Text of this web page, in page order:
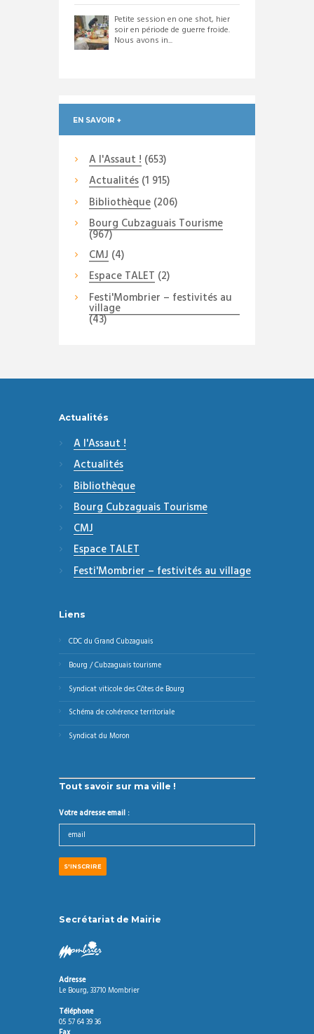
Petite session en one shot, hier
soir en période de guerre froide.
Nous avons in...
EN SAVOIR +
A l'Assaut ! (653)
Actualités(1 915)
Bibliothèque(206)
Bourg Cubzaguais Tourisme
(967)
CMJ (4)
Espace TALET (2)
Festi'Mombrier – festivités au
village
(43)
Actualités
A l'Assaut !
Actualités
Bibliothèque
Bourg Cubzaguais Tourisme
CMJ
Espace TALET
Festi'Mombrier – festivités au village
Liens
CDC du Grand Cubzaguais
Bourg / Cubzaguais tourisme
Syndicat viticole des Côtes de Bourg
Schéma de cohérence territoriale
Syndicat du Moron
Tout savoir sur ma ville !
Votre adresse email :
Secrétariat de Mairie
Adresse
Le Bourg, 33710 Mombrier
Téléphone
05 57 64 39 36